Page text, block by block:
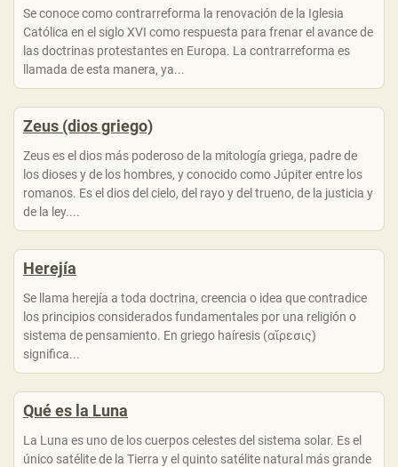
Se conoce como contrarreforma la renovación de la Iglesia
Católica en el siglo XVI como respuesta para frenar el avance de
las doctrinas protestantes en Europa. La contrarreforma es
llamada de esta manera, ya...
Zeus (dios griego)
Zeus es el dios más poderoso de la mitología griega, padre de
los dioses y de los hombres, y conocido como Júpiter entre los
romanos. Es el dios del cielo, del rayo y del trueno, de la justicia y
de la ley....
Herejía
Se llama herejía a toda doctrina, creencia o idea que contradice
los principios considerados fundamentales por una religión o
sistema de pensamiento. En griego haíresis (αἵρεσις)
significa...
Qué es la Luna
La Luna es uno de los cuerpos celestes del sistema solar. Es el
único satélite de la Tierra y el quinto satélite natural más grande